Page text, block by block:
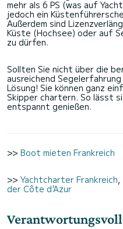
mehr als 6 PS (was auf
jedoch ein
Außerdem sind
Küste (Hochsee) oder auf
zu dürfen.
Sollten Sie nicht über die
ausreichend
Lösung! Sie können ganz
Skipper chartern. So lässt
entspannt genießen.
>> Boot mieten Frankreich
>> Yachtcharter Frankreich,
der Côte d'Azur